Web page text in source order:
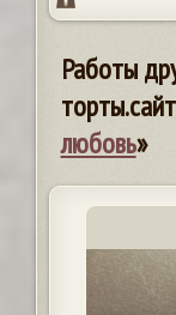
Работы
любовь»